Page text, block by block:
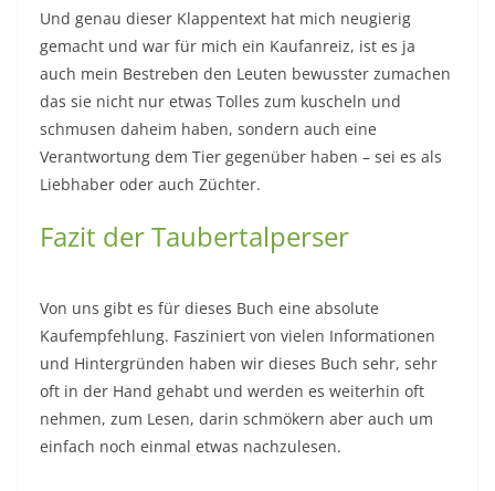
Und genau dieser Klappentext hat mich neugierig
gemacht und war für mich ein Kaufanreiz, ist es ja
auch mein Bestreben den Leuten bewusster zumachen
das sie nicht nur etwas Tolles zum kuscheln und
schmusen daheim haben, sondern auch eine
Verantwortung dem Tier gegenüber haben – sei es als
Liebhaber oder auch Züchter.
Fazit der Taubertalperser
Von uns gibt es für dieses Buch eine absolute
Kaufempfehlung. Fasziniert von vielen Informationen
und Hintergründen haben wir dieses Buch sehr, sehr
oft in der Hand gehabt und werden es weiterhin oft
nehmen, zum Lesen, darin schmökern aber auch um
einfach noch einmal etwas nachzulesen.